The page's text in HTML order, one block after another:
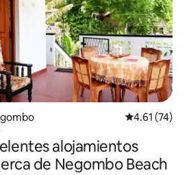
Calificación
4.61 (74)
alojamientos
de Negombo Beach